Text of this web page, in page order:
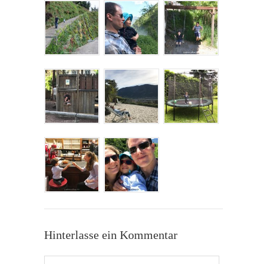
Hinterlasse ein Kommentar